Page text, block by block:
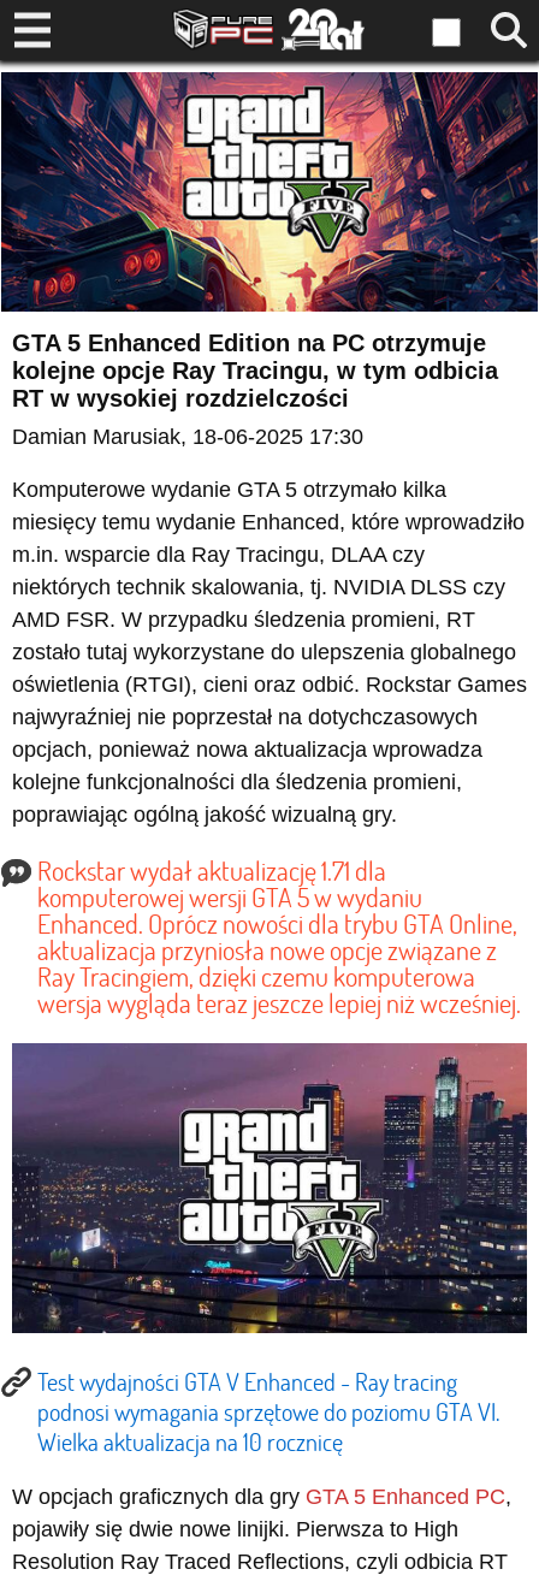
GTA 5 Enhanced Edition na PC otrzymuje
kolejne opcje Ray Tracingu, w tym odbicia
RT w wysokiej rozdzielczości
Damian Marusiak, 18-06-2025 17:30
Komputerowe wydanie GTA 5 otrzymało kilka
miesięcy temu wydanie Enhanced, które wprowadziło
m.in. wsparcie dla Ray Tracingu, DLAA czy
niektórych technik skalowania, tj. NVIDIA DLSS czy
AMD FSR. W przypadku śledzenia promieni, RT
zostało tutaj wykorzystane do ulepszenia globalnego
oświetlenia (RTGI), cieni oraz odbić. Rockstar Games
najwyraźniej nie poprzestał na dotychczasowych
opcjach, ponieważ nowa aktualizacja wprowadza
kolejne funkcjonalności dla śledzenia promieni,
poprawiając ogólną jakość wizualną gry.
Rockstar wydał aktualizację 1.71 dla
komputerowej wersji GTA 5 w wydaniu
Enhanced. Oprócz nowości dla trybu GTA Online,
aktualizacja przyniosła nowe opcje związane z
Ray Tracingiem, dzięki czemu komputerowa
wersja wygląda teraz jeszcze lepiej niż wcześniej.
Test wydajności GTA V Enhanced - Ray tracing
podnosi wymagania sprzętowe do poziomu GTA VI.
Wielka aktualizacja na 10 rocznicę
W opcjach graficznych dla gry GTA 5 Enhanced PC,
pojawiły się dwie nowe linijki. Pierwsza to High
Resolution Ray Traced Reflections, czyli odbicia RT